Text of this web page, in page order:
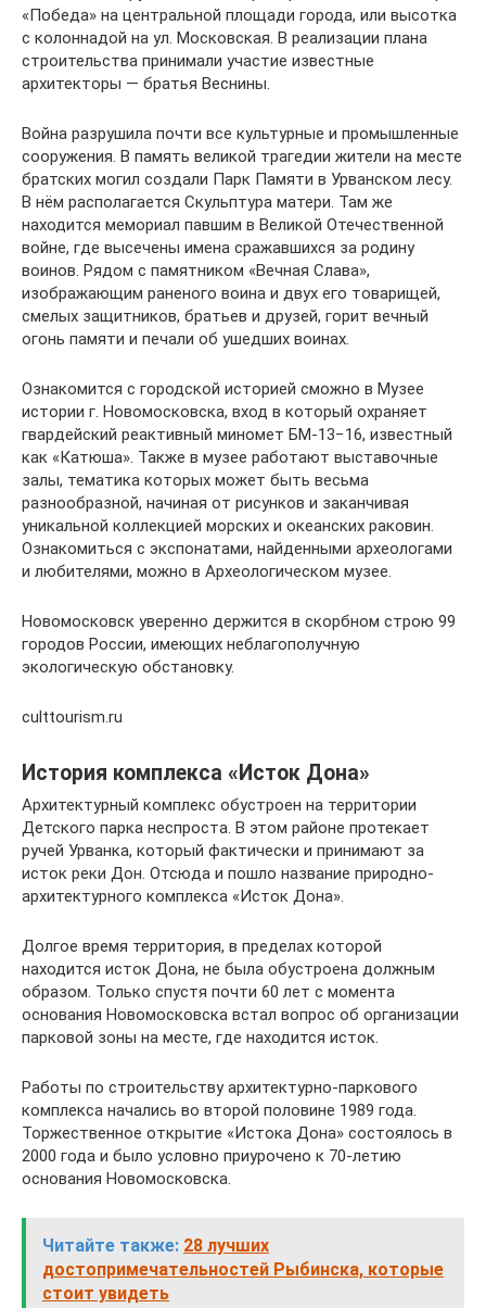
«Победа» на центральной площади города, или высотка
с колоннадой на ул. Московская. В реализации плана
строительства принимали участие известные
архитекторы — братья Веснины.
Война разрушила почти все культурные и промышленные
сооружения. В память великой трагедии жители на месте
братских могил создали Парк Памяти в Урванском лесу.
В нём располагается Скульптура матери. Там же
находится мемориал павшим в Великой Отечественной
войне, где высечены имена сражавшихся за родину
воинов. Рядом с памятником «Вечная Слава»,
изображающим раненого воина и двух его товарищей,
смелых защитников, братьев и друзей, горит вечный
огонь памяти и печали об ушедших воинах.
Ознакомится с городской историей сможно в Музее
истории г. Новомосковска, вход в который охраняет
гвардейский реактивный миномет БМ-13−16, известный
как «Катюша». Также в музее работают выставочные
залы, тематика которых может быть весьма
разнообразной, начиная от рисунков и заканчивая
уникальной коллекцией морских и океанских раковин.
Ознакомиться с экспонатами, найденными археологами
и любителями, можно в Археологическом музее.
Новомосковск уверенно держится в скорбном строю 99
городов России, имеющих неблагополучную
экологическую обстановку.
culttourism.ru
История комплекса «Исток Дона»
Архитектурный комплекс обустроен на территории
Детского парка неспроста. В этом районе протекает
ручей Урванка, который фактически и принимают за
исток реки Дон. Отсюда и пошло название природно-
архитектурного комплекса «Исток Дона».
Долгое время территория, в пределах которой
находится исток Дона, не была обустроена должным
образом. Только спустя почти 60 лет с момента
основания Новомосковска встал вопрос об организации
парковой зоны на месте, где находится исток.
Работы по строительству архитектурно-паркового
комплекса начались во второй половине 1989 года.
Торжественное открытие «Истока Дона» состоялось в
2000 года и было условно приурочено к 70-летию
основания Новомосковска.
Читайте также: 28 лучших
достопримечательностей Рыбинска, которые
стоит увидеть